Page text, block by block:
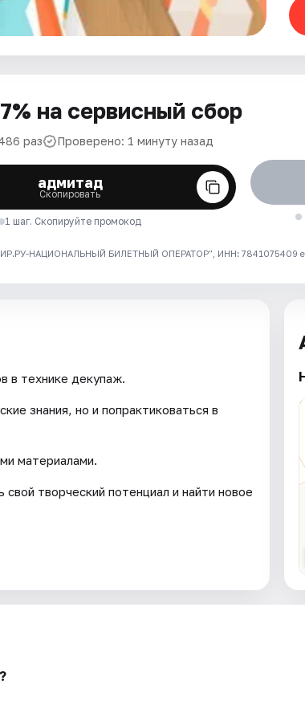
на сервисный сбор
раз Проверено: 1 минуту назад
адмитад
Скопировать
1 шаг. Скопируйте промокод
НАЦИОНАЛЬНЫЙ БИЛЕТНЫЙ ОПЕРАТОР", ИНН: 7841075409
в технике декупаж.
знания, но и попрактиковаться в
материалами.
творческий потенциал и найти новое